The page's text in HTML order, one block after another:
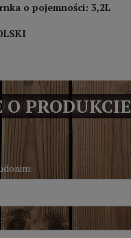
o pojemności: 3,2L
O